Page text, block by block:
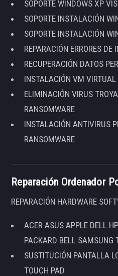
SOPORTE WINDOWS XP
SOPORTE INSTALACIÓN
SOPORTE INSTALACIÓN
REPARACIÓN ERRORES DE
RECUPERACIÓN DATOS
INSTALACIÓN VM
ELIMINACIÓN VIRUS
RANSOMWARE
INSTALACIÓN ANTIVIRUS
RANSOMWARE
Reparación Ordenador
REPARACIÓN HARDWARE
ACER ASUS APPLE DELL
PACKARD BELL SAMSUNG
SUSTITUCIÓN PANTALLA
TOUCH PAD